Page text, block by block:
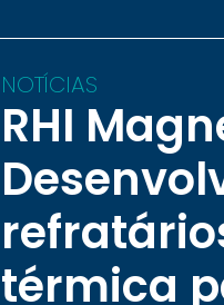
NOTÍCIAS
RHI
térmica